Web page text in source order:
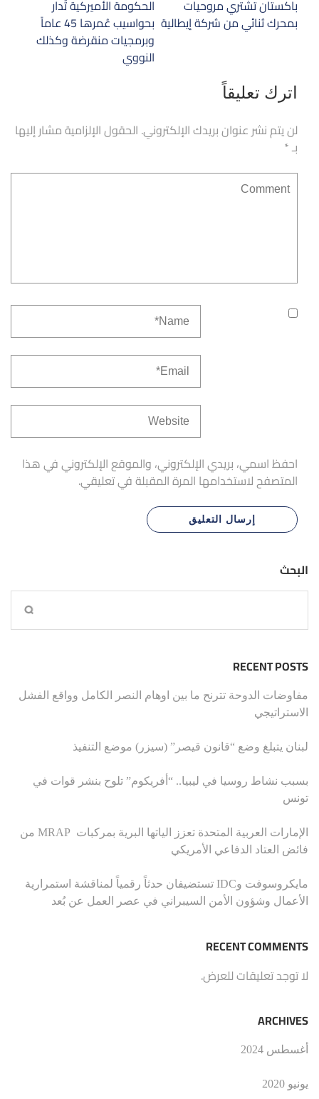
المقالات
الحكومة الأميركية تُدار
بحواسيب عُمرها 45 عاماً
وبرمجيات منقرضة وكذلك
النووي
باكستان تشتري مروحيات
بمحرك ثنائي من شركة إيطالية
اترك تعليقاً
لن يتم نشر عنوان بريدك الإلكتروني. الحقول الإلزامية مشار إليها
بـ*
احفظ اسمي، بريدي الإلكتروني، والموقع الإلكتروني في هذا
المتصفح لاستخدامها المرة المقبلة في تعليقي.
البحث
RECENT POSTS
مفاوضات الدوحة تترنح ما بين اوهام النصر الكامل وواقع الفشل
الاستراتيجي
لبنان يتبلغ وضع “قانون قيصر” (سيزر) موضع التنفيذ
بسبب نشاط روسيا في ليبيا.. “أفريكوم” تلوح بنشر قوات في
تونس
الإمارات العربية المتحدة تعزز الياتها البرية بمركبات MRAP من
فائض العتاد الدفاعي الأمريكي
مايكروسوفت وIDC تستضيفان حدثاً رقمياً لمناقشة استمرارية
الأعمال وشؤون الأمن السيبراني في عصر العمل عن بُعد
RECENT COMMENTS
لا توجد تعليقات للعرض.
ARCHIVES
أغسطس 2024
يونيو 2020